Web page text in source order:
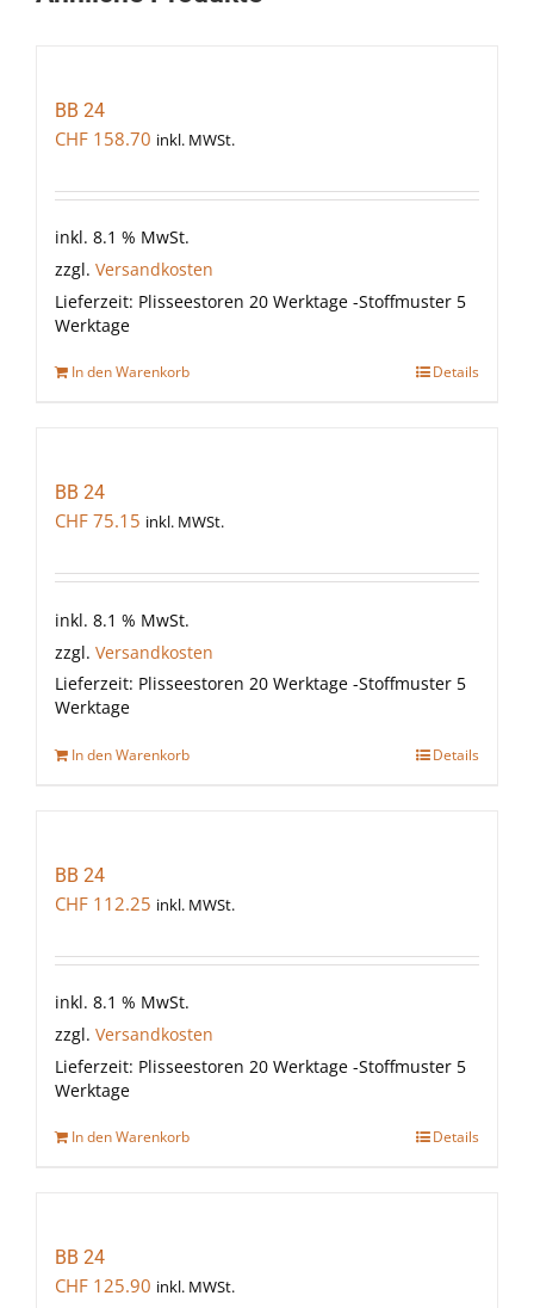
BB 24
CHF 158.70 inkl. MWSt.
inkl. 8.1 % MwSt.
zzgl. Versandkosten
Lieferzeit: Plisseestoren 20 Werktage -Stoffmuster 5
Werktage
In den Warenkorb Details
BB 24
CHF 75.15 inkl. MWSt.
inkl. 8.1 % MwSt.
zzgl. Versandkosten
Lieferzeit: Plisseestoren 20 Werktage -Stoffmuster 5
Werktage
In den Warenkorb Details
BB 24
CHF 112.25 inkl. MWSt.
inkl. 8.1 % MwSt.
zzgl. Versandkosten
Lieferzeit: Plisseestoren 20 Werktage -Stoffmuster 5
Werktage
In den Warenkorb Details
BB 24
CHF 125.90 inkl. MWSt.